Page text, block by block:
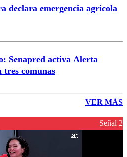
declara emergencia agrícola
Senapred activa Alerta
tres comunas
VER MÁS
Señal 2